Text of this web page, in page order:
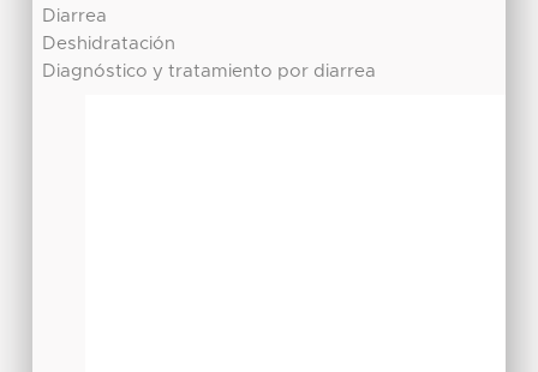
Diarrea
Deshidratación
Diagnóstico y tratamiento por diarrea